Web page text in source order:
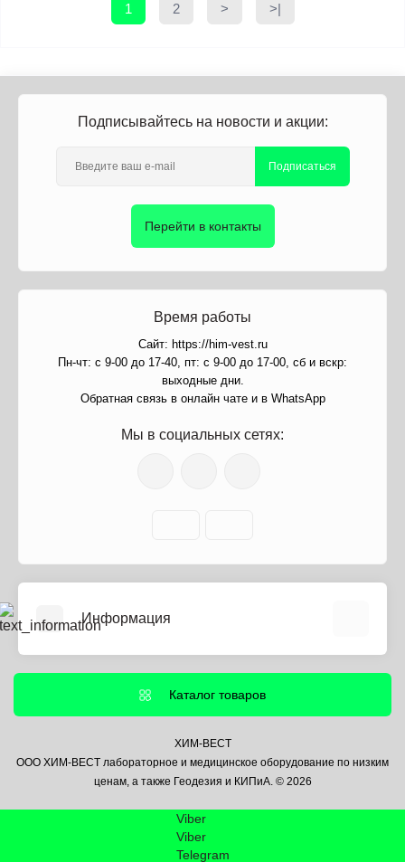
1 2 > >|
Подписывайтесь на новости и акции:
Подписаться
Перейти в контакты
Время работы
Сайт: https://him-vest.ru
Пн-чт: с 9-00 до 17-40, пт: с 9-00 до 17-00, сб и вскр:
выходные дни.
Обратная связь в онлайн чате и в WhatsApp
Мы в социальных сетях:
Информация
Информация о доставке
Политика безопасности
Контакты
Каталог товаров
ХИМ-ВЕСТ
ООО ХИМ-ВЕСТ лабораторное и медицинское оборудование по низким
ценам, а также Геодезия и КИПиА. © 2026
Viber
Viber
Telegram